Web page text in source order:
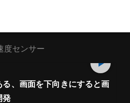
度センサー
7min
、画面を下向きにすると画
発